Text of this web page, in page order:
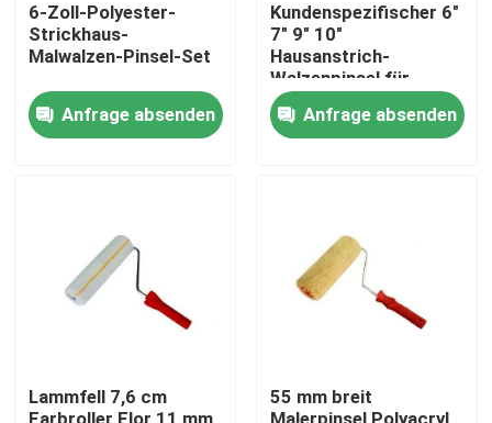
Startseite
Über uns
Fabrik Tour
6-Zoll-Polyester-
Strickhaus-
Malwalzen-Pinsel-Set
Anfrage absenden
Kundenspezifischer 6"
7" 9" 10"
Hausanstrich-
Walzenpinsel für
Dekorateure
Anfrage absenden
Lammfell 7,6 cm
55 mm breit